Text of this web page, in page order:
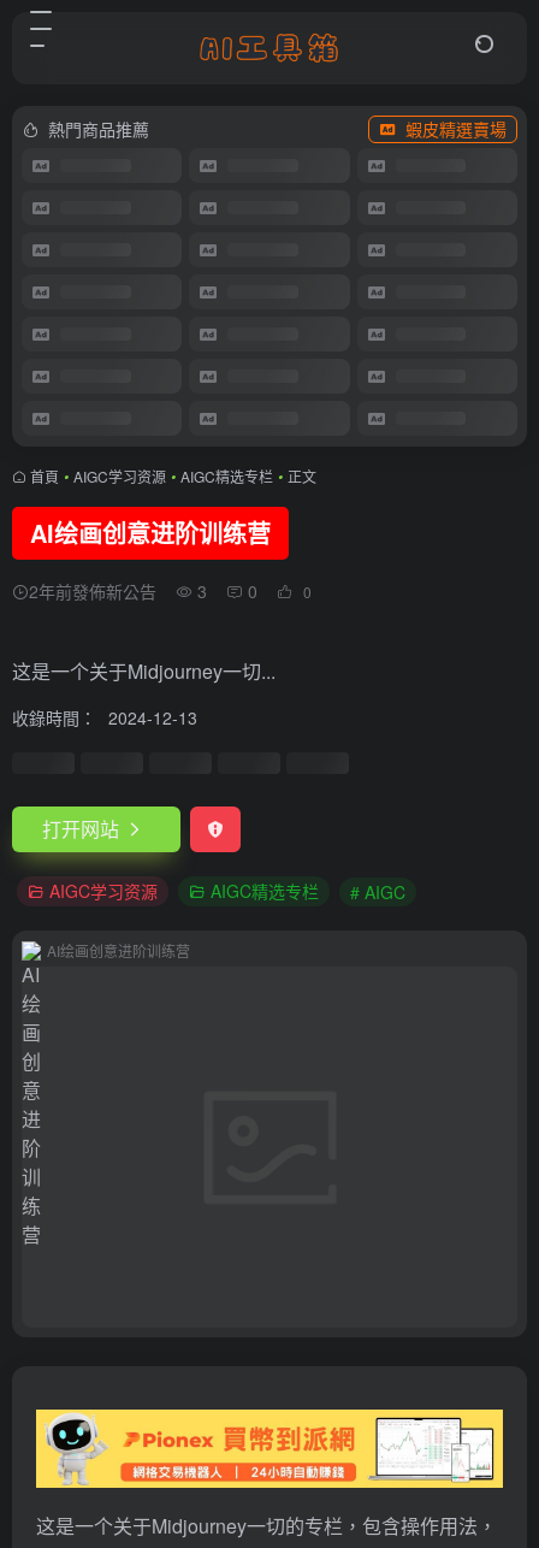
熱門商品推薦 蝦皮精選賣場
首頁 • AIGC学习资源 • AIGC精选专栏 • 正文
AI绘画创意进阶训练营
2年前發佈新公告 3 0 0
这是一个关于Midjourney一切...
收錄時間： 2024-12-13
打开网站
AIGC学习资源 AIGC精选专栏 # AIGC
AI绘画创意进阶训练营
这是一个关于Midjourney一切的专栏，包含操作用法，